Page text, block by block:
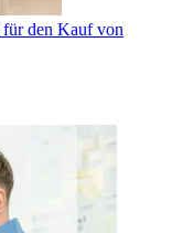
für den Kauf von